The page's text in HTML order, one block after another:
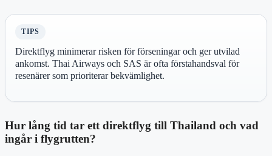
TIPS
Direktflyg minimerar risken för förseningar och ger utvilad
ankomst. Thai Airways och SAS är ofta förstahandsval för
resenärer som prioriterar bekvämlighet.
Hur lång tid tar ett direktflyg till Thailand och vad
ingår i flygrutten?